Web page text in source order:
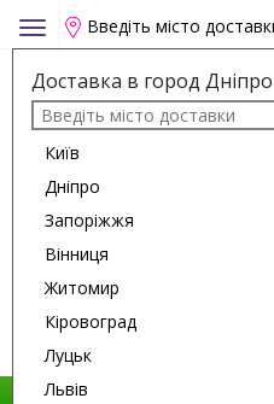
Toggle
navigation
Введіть місто
Доставка в город Дніпро
Київ
Дніпро
Запоріжжя
Вінниця
Житомир
Кіровоград
Луцьк
Львів